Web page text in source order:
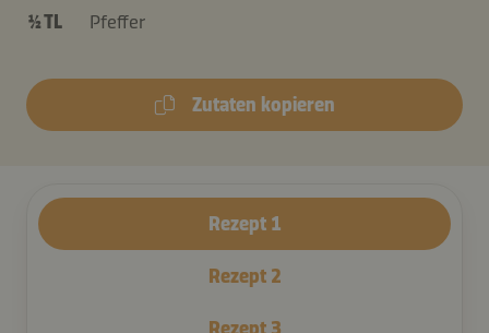
½ TL
Pfeffer
Zutaten kopieren
Rezept 1
Rezept 2
Rezept 3